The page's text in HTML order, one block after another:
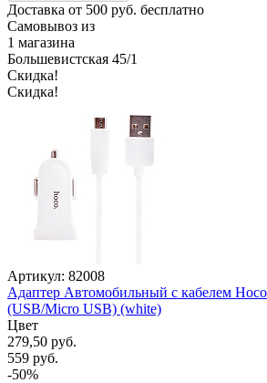
Доставка от 500 руб. бесплатно
Самовывоз из
1 магазина
Большевистская 45/1
Скидка!
Скидка!
Артикул: 82008
Адаптер Автомобильный с кабелем
(USB/Micro USB) (white)
Цвет
279,50 руб.
559 руб.
-50%